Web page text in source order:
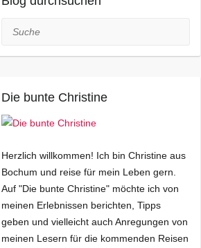
Suche
Die bunte Christine
Herzlich willkommen! Ich bin Christine aus
Bochum und reise für mein Leben gern.
Auf "Die bunte Christine" möchte ich von
meinen Erlebnissen berichten, Tipps
geben und vielleicht auch Anregungen von
meinen Lesern für die kommenden Reisen